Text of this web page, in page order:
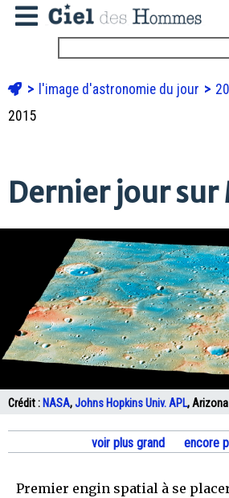
l'image d'astronomie du jour
2015
Dernier jour sur
Crédit : NASA,Johns Hopkins Univ. APL,
voir plus grand encore
Premier engin spatial à se